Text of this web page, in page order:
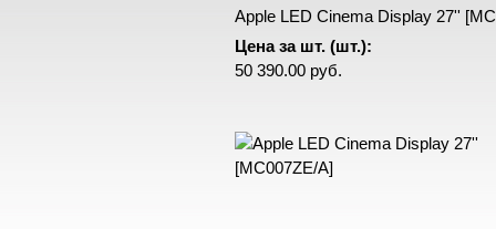
Apple LED Cinema Display 27''
Цена за шт. (шт.):
50 390.00 руб.